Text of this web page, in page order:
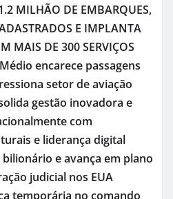
MILHÃO DE EMBARQUES,
E IMPLANTA
MAIS DE 300 SERVIÇOS
encarece passagens
setor de aviação
gestão inovadora e
com
e liderança digital
e avança em plano
judicial nos EUA
temporária no comando